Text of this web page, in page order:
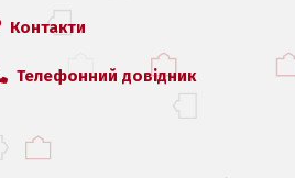
Контакти
Телефонний довідник